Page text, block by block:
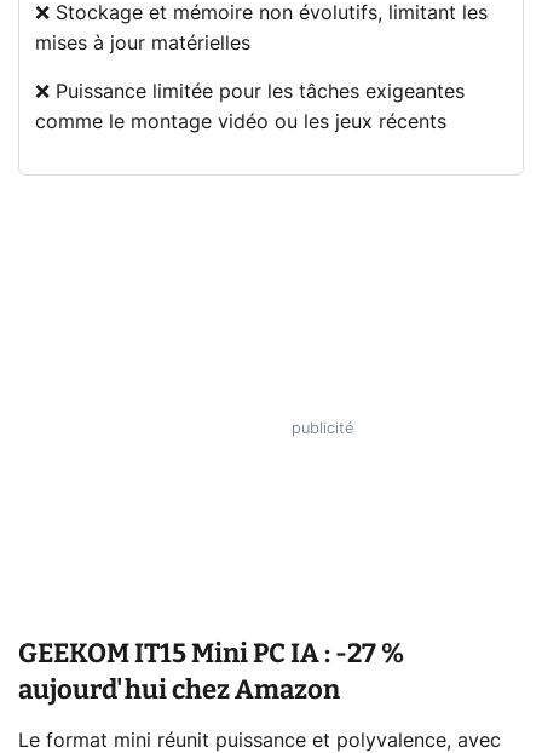
❌ Stockage et mémoire non évolutifs, limitant les
mises à jour matérielles
❌ Puissance limitée pour les tâches exigeantes
comme le montage vidéo ou les jeux récents
GEEKOM IT15 Mini PC IA : -27 %
aujourd'hui chez Amazon
Le format mini réunit puissance et polyvalence, avec